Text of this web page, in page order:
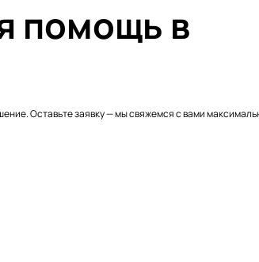
помощь в
Оставьте заявку — мы свяжемся с вами